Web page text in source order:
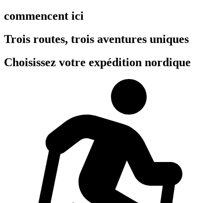
commencent ici
Trois routes, trois aventures uniques
Choisissez votre expédition nordique